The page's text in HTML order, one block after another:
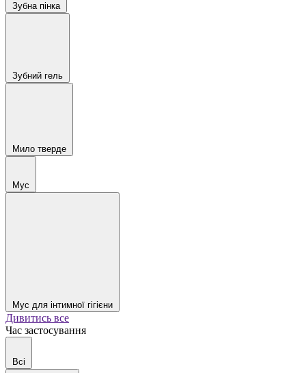
Зубна пінка
Зубний гель
Мило тверде
Мус
Мус для інтимної гігієни
Дивитись все
Час застосування
Всі